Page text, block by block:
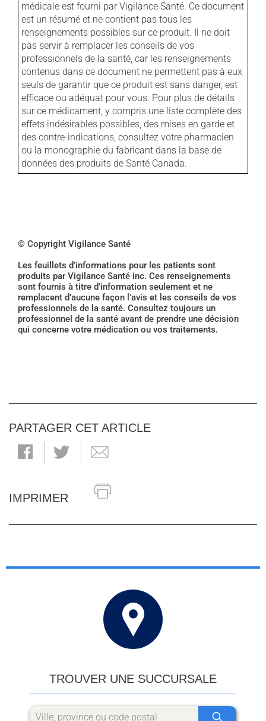
médicale est fourni par Vigilance Santé. Ce document
est un résumé et ne contient pas tous les
renseignements possibles sur ce produit. Il ne doit
pas servir à remplacer les conseils de vos
professionnels de la santé, car les renseignements
contenus dans ce document ne permettent pas à eux
seuls de garantir que ce produit est sans danger, est
efficace ou adéquat pour vous. Pour plus de détails
sur ce médicament, y compris une liste complète des
effets indésirables possibles, des mises en garde et
des contre-indications, consultez votre pharmacien
ou la monographie du fabricant dans la base de
données des produits de Santé Canada.
© Copyright Vigilance Santé
Les feuillets d'informations pour les patients sont
produits par Vigilance Santé inc. Ces renseignements
sont fournis à titre d’information seulement et ne
remplacent d’aucune façon l’avis et les conseils de vos
professionnels de la santé. Consultez toujours un
professionnel de la santé avant de prendre une décision
qui concerne votre médication ou vos traitements.
PARTAGER CET ARTICLE
IMPRIMER
TROUVER UNE SUCCURSALE